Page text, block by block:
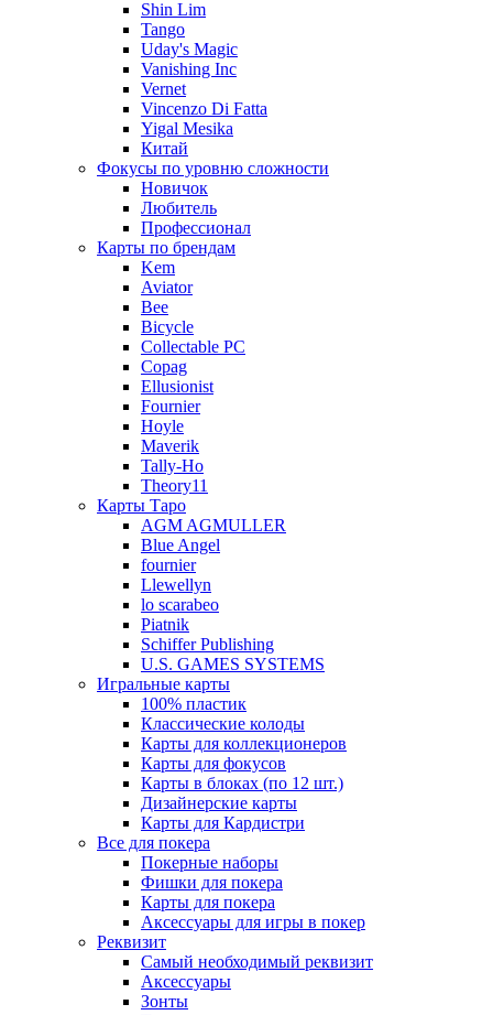
Shin Lim
Tango
Uday's Magic
Vanishing Inc
Vernet
Vincenzo Di Fatta
Yigal Mesika
Китай
Фокусы по уровню сложности
Новичок
Любитель
Профессионал
Карты по брендам
Kem
Aviator
Bee
Bicycle
Collectable PC
Copag
Ellusionist
Fournier
Hoyle
Maverik
Tally-Ho
Theory11
Карты Таро
AGM AGMULLER
Blue Angel
fournier
Llewellyn
lo scarabeo
Piatnik
Schiffer Publishing
U.S. GAMES SYSTEMS
Игральные карты
100% пластик
Классические колоды
Карты для коллекционеров
Карты для фокусов
Карты в блоках (по 12 шт.)
Дизайнерские карты
Карты для Кардистри
Все для покера
Покерные наборы
Фишки для покера
Карты для покера
Аксессуары для игры в покер
Реквизит
Самый необходимый реквизит
Аксессуары
Зонты